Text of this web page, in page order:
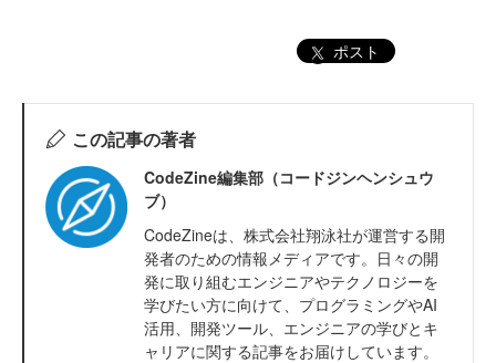
ポスト
この記事の著者
CodeZine編集部（コードジンヘンシュウ
ブ）
CodeZineは、株式会社翔泳社が運営する開
発者のための情報メディアです。日々の開
発に取り組むエンジニアやテクノロジーを
学びたい方に向けて、プログラミングやAI
活用、開発ツール、エンジニアの学びとキ
ャリアに関する記事をお届けしています。